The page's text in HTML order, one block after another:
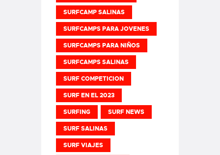
SURFCAMP SALINAS
SURFCAMPS PARA JOVENES
SURFCAMPS PARA NIÑOS
SURFCAMPS SALINAS
SURF COMPETICION
SURF EN EL 2023
SURFING SURF NEWS
SURF SALINAS
SURF VIAJES